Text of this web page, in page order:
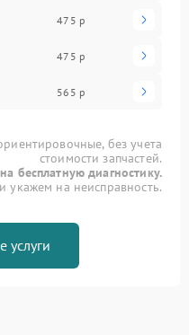
475 р
475 р
565 р
без учета
стоимости запчастей.
бесплатную диагностику.
укажем на неисправность.
услуги